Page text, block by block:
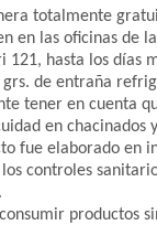
totalmente
en las oficinas de
121, hasta los días
de entraña
tener en cuenta
en chacinados
fue elaborado en
controles
productos